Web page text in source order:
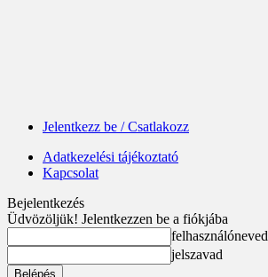
Jelentkezz be / Csatlakozz
Adatkezelési tájékoztató
Kapcsolat
Bejelentkezés
Üdvözöljük! Jelentkezzen be a fiókjába
felhasználóneved
jelszavad